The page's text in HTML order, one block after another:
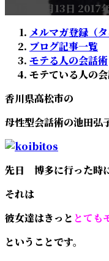
2017年4月13日 終
更
新
日
時
2017
メルマガ登録（
ブログ記事一覧
モテる人の会話術
モテている人の
香川県高松市の
母性型会話術の池田弘
先日 博多に行った時
それは
彼女達はきっと とても
ということです。